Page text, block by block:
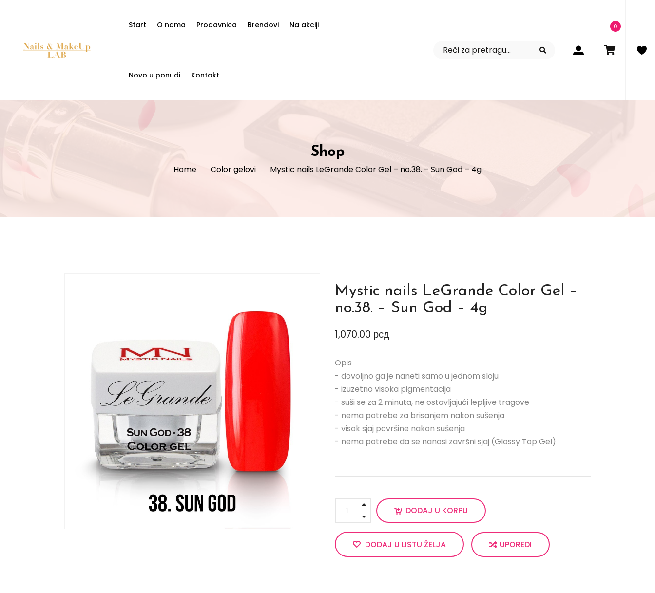
Start O nama Prodavnica Brendovi Na akciji
Novo u ponudi Kontakt
0
Shop
Home Color gelovi Mystic nails LeGrande Color Gel – no.38. – Sun God – 4g
Mystic nails LeGrande Color Gel –
no.38. – Sun God – 4g
1,070.00 рсд
Opis
- dovoljno ga je naneti samo u jednom sloju
- izuzetno visoka pigmentacija
- suši se za 2 minuta, ne ostavljajući lepljive tragove
- nema potrebe za brisanjem nakon sušenja
- visok sjaj površine nakon sušenja
- nema potrebe da se nanosi završni sjaj (Glossy Top Gel)
DODAJ U KORPU
DODAJ U LISTU ŽELJA UPOREDI